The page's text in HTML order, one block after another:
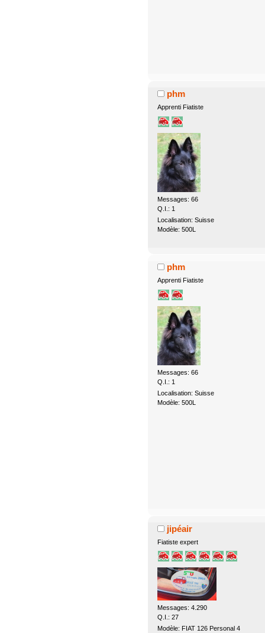
phm
Apprenti Fiatiste
Messages: 66
Q.I.: 1
Localisation: Suisse
Modèle: 500L
phm
Apprenti Fiatiste
Messages: 66
Q.I.: 1
Localisation: Suisse
Modèle: 500L
jipéair
Fiatiste expert
Messages: 4.290
Q.I.: 27
Modèle: FIAT 126 Personal 4